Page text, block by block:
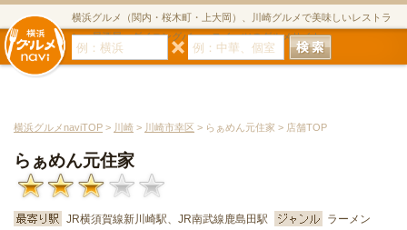
横浜グルメ（関内・桜木町・上大岡）、川崎グルメで美味しいレストラ
ン・居酒屋・ダイニングバー・スイーツのグルメサイト
横浜グルメnaviTOP > 川崎 > 川崎市幸区 > らぁめん元住家 > 店舗TOP
らぁめん元住家
JR横須賀線新川崎駅、JR南武線鹿島田駅
ラーメン